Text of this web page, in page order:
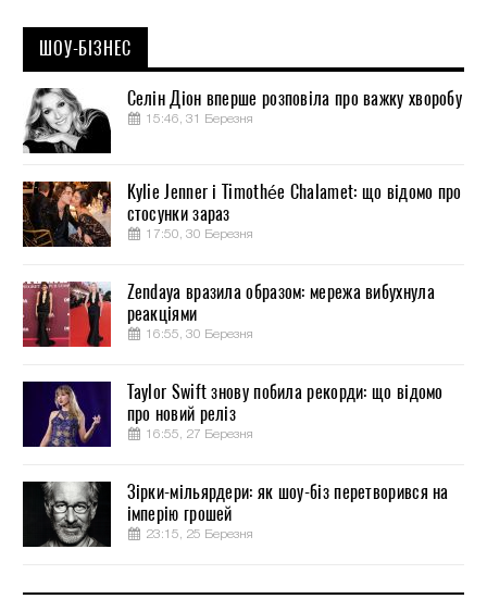
ШОУ-БІЗНЕС
Селін Діон вперше розповіла про важку хворобу
15:46, 31 Березня
Kylie Jenner і Timothée Chalamet: що відомо про
стосунки зараз
17:50, 30 Березня
Zendaya вразила образом: мережа вибухнула
реакціями
16:55, 30 Березня
Taylor Swift знову побила рекорди: що відомо
про новий реліз
16:55, 27 Березня
Зірки-мільярдери: як шоу-біз перетворився на
імперію грошей
23:15, 25 Березня